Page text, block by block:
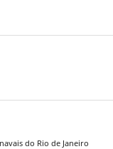
do Rio de Janeiro